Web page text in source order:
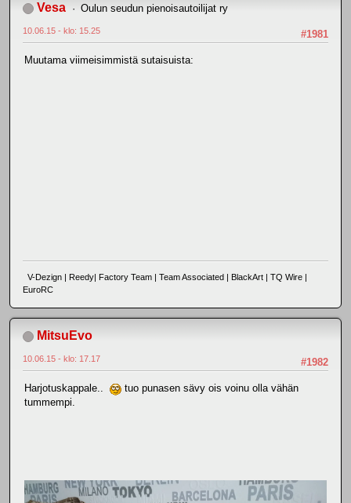
Vesa Oulun seudun pienoisautoilijat ry
#1981
10.06.15 - klo: 15.25
Muutama viimeisimmistä sutaisuista:
V-Dezign | Reedy| Factory Team | Team Associated | BlackArt | TQ Wire |
EuroRC
MitsuEvo
#1982
10.06.15 - klo: 17.17
Harjotuskappale..
tuo punasen sävy ois voinu olla vähän
tummempi.